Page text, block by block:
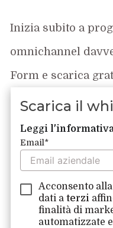
Inizia subito a
omnichannel
Form e scarica
Scarica il
Leggi
Email *
Acconsento
dati aterzi
finalità di
automatizzate